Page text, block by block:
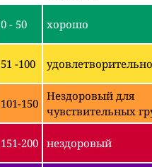
0 - 50 хорошо
51 -100
101-150
Нездоровый для
чувствительных
151-200 нездоровый